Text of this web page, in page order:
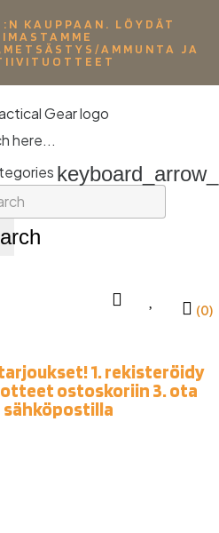
KAUPPAAN. LÖYDÄT
AMMUNTA JA
here...
(0)
1. rekisteröidy
ostoskoriin 3. ota